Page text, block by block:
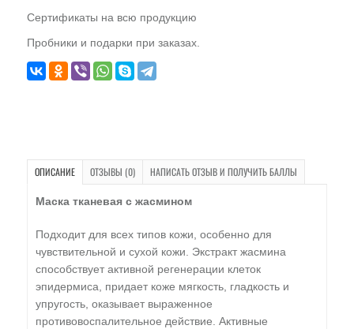
Сертификаты на всю продукцию
Пробники и подарки при заказах.
ОПИСАНИЕ ОТЗЫВЫ (0) НАПИСАТЬ ОТЗЫВ И ПОЛУЧИТЬ БАЛЛЫ
Маска тканевая с жасмином
Подходит для всех типов кожи, особенно для
чувствительной и сухой кожи. Экстракт жасмина
способствует активной регенерации клеток
эпидермиса, придает коже мягкость, гладкость и
упругость, оказывает выраженное
противовоспалительное действие. Активные